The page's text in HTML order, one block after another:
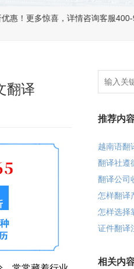
喜，详情咨询客服400-900-6567。
翻译
推荐内
翻译公司
怎样翻译
怎样选择
证件翻译
相关内